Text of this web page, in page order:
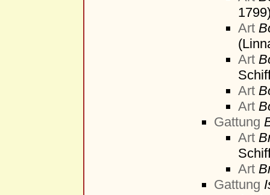
Art
Art
Art
Art
Gattung
Art
Art
Gattung